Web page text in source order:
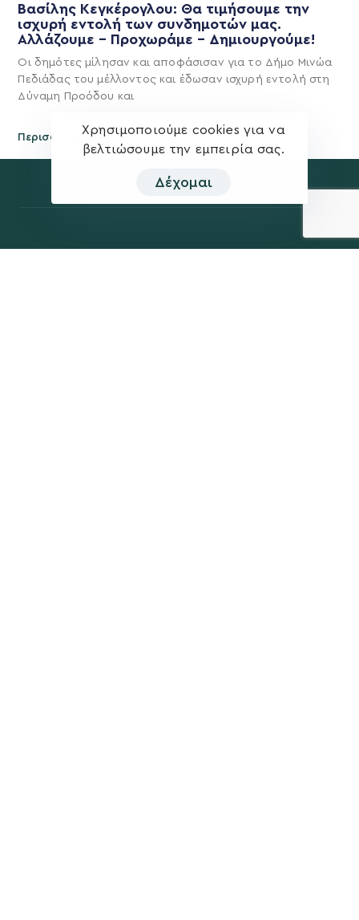
Βασίλης Κεγκέρογλου: Θα τιμήσουμε την
ισχυρή εντολή των συνδημοτών μας.
Αλλάζουμε – Προχωράμε – Δημιουργούμε!
Οι δημότες μίλησαν και αποφάσισαν για το Δήμο Μινώα
Πεδιάδας του μέλλοντος και έδωσαν ισχυρή εντολή στη
Δύναμη Προόδου και
Περισσότερα
Χρησιμοποιούμε cookies για να
βελτιώσουμε την εμπειρία σας.
Δέχομαι